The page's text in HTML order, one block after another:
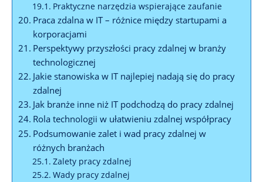
Praktyczne narzędzia wspierające zaufanie
Praca zdalna w IT – różnice między startupami a
korporacjami
Perspektywy przyszłości pracy zdalnej w branży
‍technologicznej
Jakie stanowiska​ w⁤ IT‍ najlepiej nadają ​się do ​pracy
zdalnej
Jak⁤ branże inne ‌niż IT podchodzą do⁢ pracy​ zdalnej
Rola technologii‌ w ułatwieniu zdalnej współpracy
Podsumowanie​ zalet i wad pracy zdalnej w
różnych branżach
Zalety pracy zdalnej
Wady pracy zdalnej